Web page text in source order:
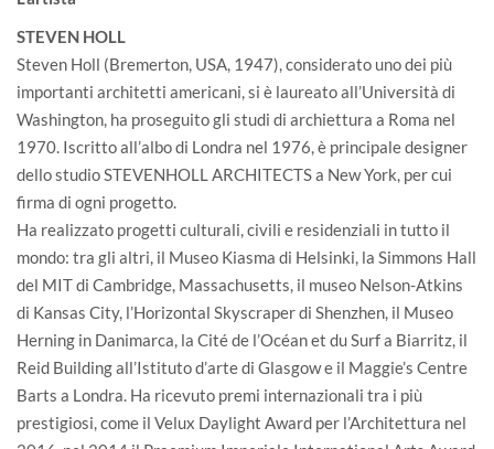
STEVEN HOLL
Steven Holl (Bremerton, USA, 1947), considerato uno dei più
importanti architetti americani, si è laureato all’Università di
Washington, ha proseguito gli studi di archiettura a Roma nel
1970. Iscritto all’albo di Londra nel 1976, è principale designer
dello studio STEVENHOLL ARCHITECTS a New York, per cui
firma di ogni progetto.
Ha realizzato progetti culturali, civili e residenziali in tutto il
mondo: tra gli altri, il Museo Kiasma di Helsinki, la Simmons Hall
del MIT di Cambridge, Massachusetts, il museo Nelson-Atkins
di Kansas City, l’Horizontal Skyscraper di Shenzhen, il Museo
Herning in Danimarca, la Cité de l’Océan et du Surf a Biarritz, il
Reid Building all’Istituto d’arte di Glasgow e il Maggie’s Centre
Barts a Londra. Ha ricevuto premi internazionali tra i più
prestigiosi, come il Velux Daylight Award per l’Architettura nel